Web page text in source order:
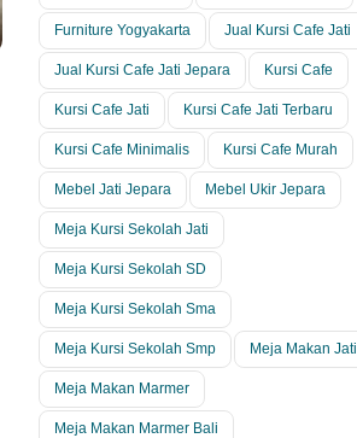
Furniture Yogyakarta Jual Kursi Cafe Jati
Jual Kursi Cafe Jati Jepara Kursi Cafe
Kursi Cafe Jati Kursi Cafe Jati Terbaru
Kursi Cafe Minimalis Kursi Cafe Murah
Mebel Jati Jepara Mebel Ukir Jepara
Meja Kursi Sekolah Jati
Meja Kursi Sekolah SD
Meja Kursi Sekolah Sma
Meja Kursi Sekolah Smp Meja Makan Jati
Meja Makan Marmer
Meja Makan Marmer Bali